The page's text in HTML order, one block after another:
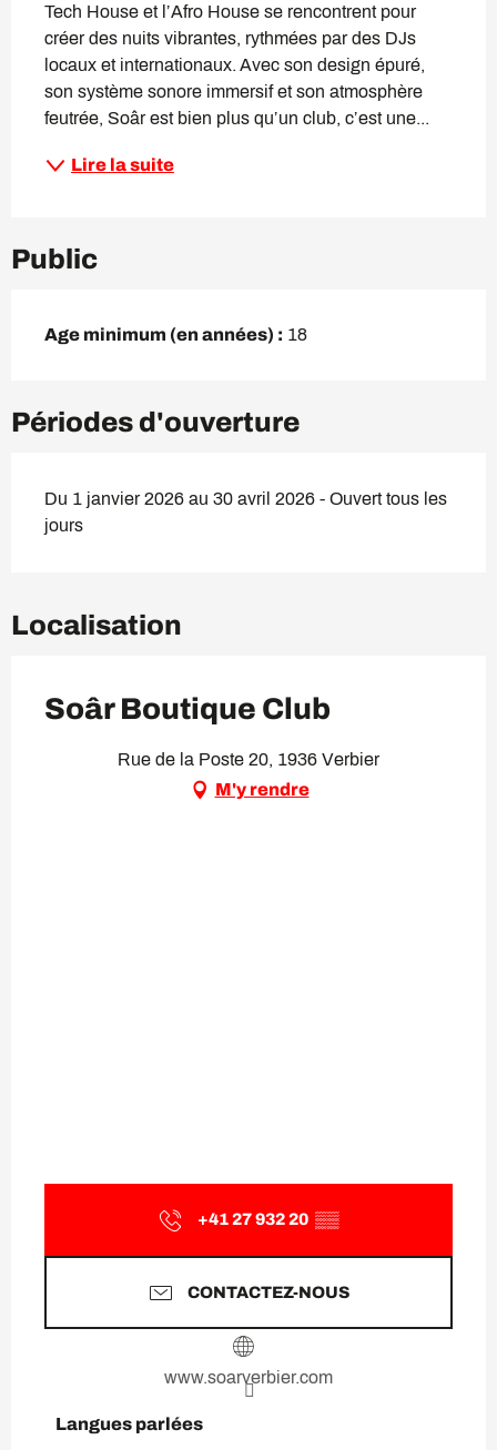
Tech House et l’Afro House se rencontrent pour
créer des nuits vibrantes, rythmées par des DJs
locaux et internationaux. Avec son design épuré,
son système sonore immersif et son atmosphère
feutrée, Soâr est bien plus qu’un club, c’est une...
Lire la suite
Public
Age minimum (en années) : 18
Périodes d'ouverture
Du 1 janvier 2026 au 30 avril 2026 - Ouvert tous les
jours
Localisation
Soâr Boutique Club
Rue de la Poste 20, 1936 Verbier
M'y rendre
+41 27 932 20 ▒▒
CONTACTEZ-NOUS
www.soarverbier.com
Langues parlées
Langues parlées